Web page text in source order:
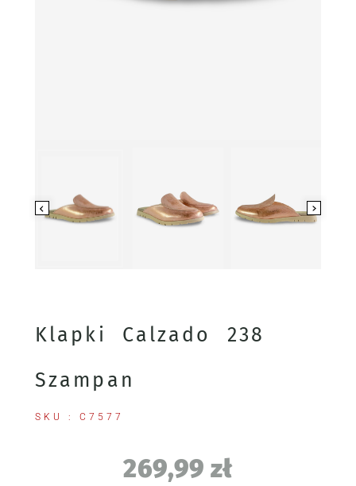
Klapki Calzado 238
Szampan
SKU : C7577
269,99 zł